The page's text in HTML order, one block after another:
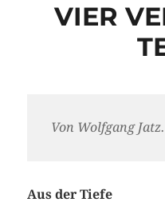
VIER
Von Wolfgang Jatz.
Aus der Tiefe